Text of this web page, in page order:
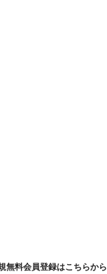
無料会員登録はこちらから